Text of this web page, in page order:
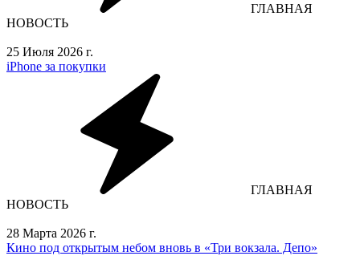
ГЛАВНАЯ
НОВОСТЬ
25 Июля 2026 г.
iPhone за покупки
ГЛАВНАЯ
НОВОСТЬ
28 Марта 2026 г.
Кино под открытым небом вновь в «Три вокзала. Депо»